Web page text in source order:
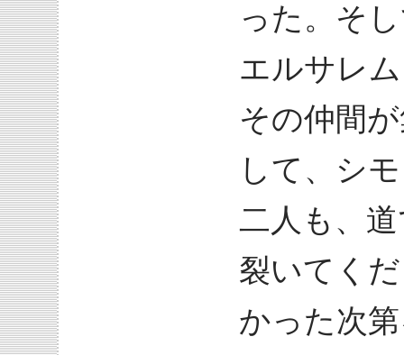
った。そ
エルサレ
その仲間
して、シ
二人も、
裂いてく
かった次